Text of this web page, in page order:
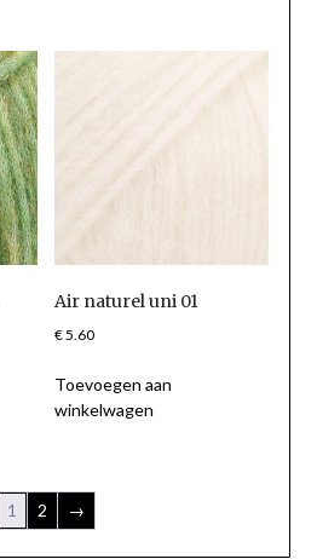
Air naturel uni 01
€5.60
Toevoegen aan
winkelwagen
1 2 →